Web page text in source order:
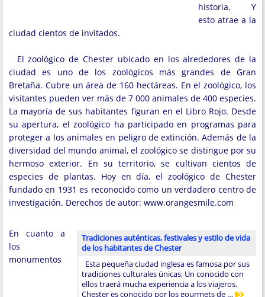
historia. Y
esto atrae a la
ciudad cientos de invitados.
El zoológico de Chester ubicado en los alrededores de la
ciudad es uno de los zoológicos más grandes de Gran
Bretaña. Cubre un área de 160 hectáreas. En el zoológico, los
visitantes pueden ver más de 7 000 animales de 400 especies.
La mayoría de sus habitantes figuran en el Libro Rojo. Desde
su apertura, el zoológico ha participado en programas para
proteger a los animales en peligro de extinción. Además de la
diversidad del mundo animal, el zoológico se distingue por su
hermoso exterior. En su territorio, se cultivan cientos de
especies de plantas. Hoy en día, el zoológico de Chester
fundado en 1931 es reconocido como un verdadero centro de
investigación. Derechos de autor: www.orangesmile.com
Tradiciones auténticas, festivales y estilo de vida
de los habitantes de Chester
Esta pequeña ciudad inglesa es famosa por sus
tradiciones culturales únicas; Un conocido con
ellos traerá mucha experiencia a los viajeros.
Chester es conocido por los gourmets de …
En cuanto a
los
monumentos